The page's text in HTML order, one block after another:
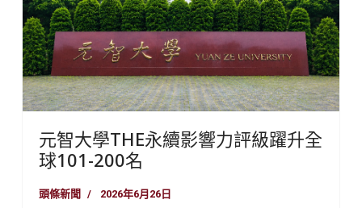
元智大學THE永續影響力評級躍升全
球101-200名
頭條新聞 2026年6月26日